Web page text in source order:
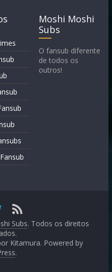
Moshi Moshi
Subs
O fansub diferente
de todos os
outros!
Subs. Todos os direitos
Kitamura. Powered by
.